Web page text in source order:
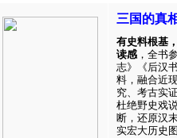
三国的真
有史料根基
读感 ，全书
志》《后汉
料，融合近
究、考古实
杜绝野史戏
断，还原汉
实宏大历史